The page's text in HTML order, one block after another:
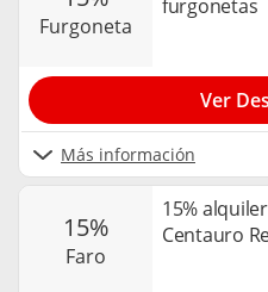
furgoneta
furgonetas
Más información
Ver
15%
faro
15%
Centauro